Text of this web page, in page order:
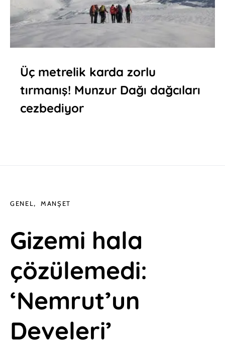
Üç metrelik karda zorlu
tırmanış! Munzur Dağı dağcıları
cezbediyor
GENEL MANŞET
Gizemi hala
çözülemedi:
‘Nemrut’un
Develeri’